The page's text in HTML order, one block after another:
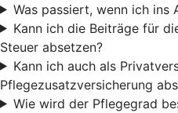
Was passiert, wenn ich ins
Kann ich die Beiträge für
Steuer absetzen?
Kann ich auch als
Pflegezusatzversicherung
Wie wird der Pflegegrad